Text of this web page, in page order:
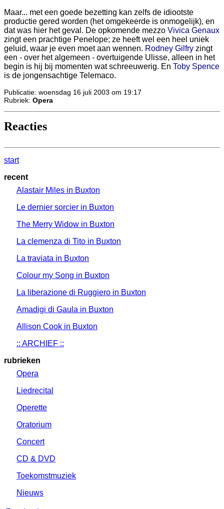
Maar... met een goede bezetting kan zelfs de idiootste
productie gered worden (het omgekeerde is onmogelijk), en
dat was hier het geval. De opkomende mezzo Vivica Genaux
zingt een prachtige Penelope; ze heeft wel een heel uniek
geluid, waar je even moet aan wennen. Rodney Gilfry zingt
een - over het algemeen - overtuigende Ulisse, alleen in het
begin is hij bij momenten wat schreeuwerig. En Toby Spence
is de jongensachtige Telemaco.
Publicatie: woensdag 16 juli 2003 om 19:17
Rubriek: Opera
Reacties
start
recent
Alastair Miles in Buxton
Le dernier sorcier in Buxton
The Merry Widow in Buxton
La clemenza di Tito in Buxton
La traviata in Buxton
Colour my Song in Buxton
La liberazione di Ruggiero in Buxton
Amadigi di Gaula in Buxton
Allison Cook in Buxton
:: ARCHIEF ::
rubrieken
Opera
Liedrecital
Operette
Oratorium
Concert
CD & DVD
Toekomstmuziek
Nieuws